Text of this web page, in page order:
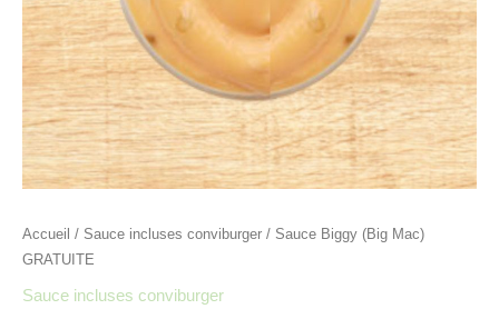
Accueil / Sauce incluses conviburger / Sauce Biggy (Big Mac)
GRATUITE
Sauce incluses conviburger